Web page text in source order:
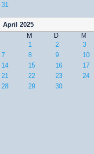
31
April 2025
M
D M
1
2 3
7
8 9 10
14
15 16 17
21
22 23 24
28
29 30